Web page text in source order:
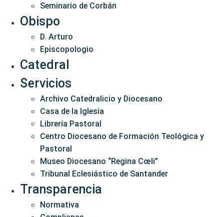
Seminario de Corbán
Obispo
D. Arturo
Episcopologio
Catedral
Servicios
Archivo Catedralicio y Diocesano
Casa de la Iglesia
Librería Pastoral
Centro Diocesano de Formación Teológica y
Pastoral
Museo Diocesano “Regina Cœli”
Tribunal Eclesiástico de Santander
Transparencia
Normativa